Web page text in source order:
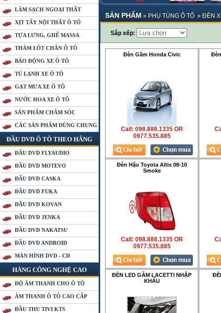
LÀM SẠCH NGOẠI THẤT
XỊT TẨY NỘI THẤT Ô TÔ
TỰA LƯNG, GHẾ MASSA
THẢM LÓT CHÂN Ô TÔ
BÁO ĐỘNG XE Ô TÔ
TỦ LẠNH XE Ô TÔ
GẠT MƯA XE Ô TÔ
NƯỚC HOA XE Ô TÔ
SẢN PHẨM CHĂM SÓC
CÁC SẢN PHẨM DÙNG CHUNG
ĐẦU DVD Ô TÔ THEO HÃNG
ĐẦU DVD FLYAUDIO
ĐẦU DVD MOTEVO
ĐẦU DVD CASKA
ĐẦU DVD FUKA
ĐẦU DVD KOVAN
ĐẦU DVD JENKA
ĐẦU DVD NAKATSU
ĐẦU DVD ANDROID
MÀN HÌNH DVD - CD
HÀNG CÔNG NGHỆ CAO
ĐỘ ÂM THANH CHO Ô TÔ
ÂM THANH Ô TÔ CAO CẤP
ĐẦU THU TIVI KTS
SẢN PHẨM » PHỤ TÙNG Ô TÔ » ĐÈN
Sắp xếp:
Đèn Gầm Honda Civic
Call: 098.888.1335 OR
0977.535.885
Đèn Hậu Toyota Altis 08-10
Smoke
Call: 098.888.1335 OR
0977.535.885
ĐÈN LED GẦM LACETTI NHẬP
KHẨU